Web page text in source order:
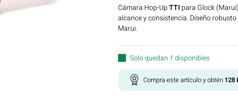
Cámara Hop-UpTTI para Glock
alcance y consistencia. Diseño
Marui.
Solo quedan 1 disponibles
Compra este artículo y obtén 128